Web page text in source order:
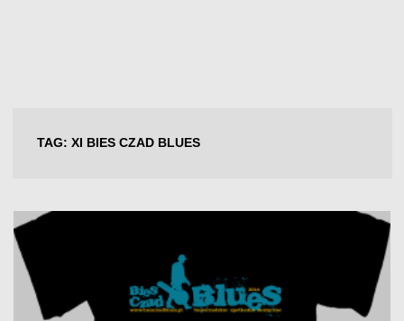
TAG: XI BIES CZAD BLUES